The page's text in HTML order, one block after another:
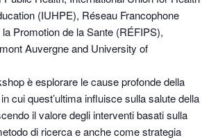
(IUHPE), Réseau Francophone
Promotion de la Sante (RÉFIPS),
Auvergne and University of
è esplorare le cause profonde della
cui quest’ultima influisce sulla salute della
il valore degli interventi basati sulla
di ricerca e anche come strategia